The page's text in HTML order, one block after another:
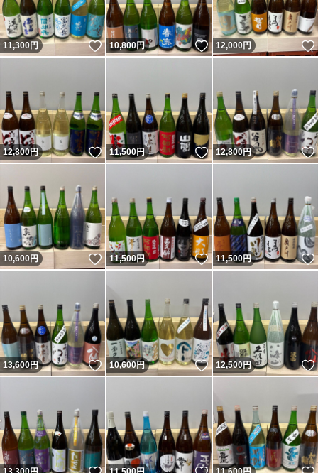
11,300円 いいね！
10,800円 いいね！
12,000円
12,800円 いいね！
11,500円 いいね！
12,800円
10,600円 いいね！
11,500円 いいね！
11,500円
13,600円 いいね！
10,600円 いいね！
12,500円